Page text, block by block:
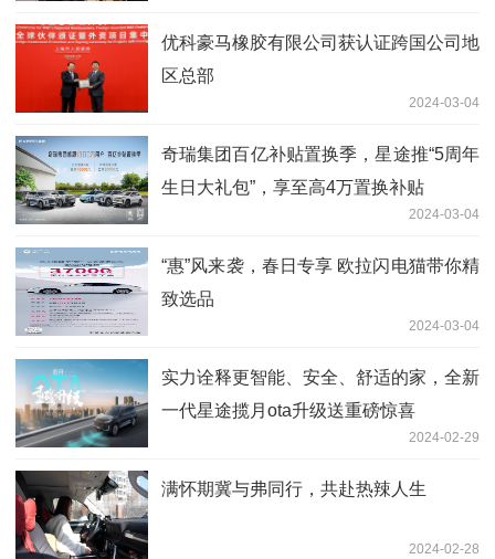
优科豪马橡胶有限公司获认证跨国公司地
区总部
2024-03-04
奇瑞集团百亿补贴置换季，星途推“5周年
生日大礼包”，享至高4万置换补贴
2024-03-04
“惠”风来袭，春日专享 欧拉闪电猫带你精
致选品
2024-03-04
实力诠释更智能、安全、舒适的家，全新
一代星途揽月ota升级送重磅惊喜
2024-02-29
满怀期冀与弗同行，共赴热辣人生
2024-02-28